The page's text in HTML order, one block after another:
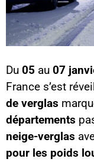
Du 05 au 07
France s’est
de verglas
départements
neige-verglas
pour les poids